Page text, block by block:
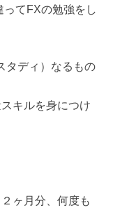
てFXの勉強をし
タディ）なるもの
キルを身につけ
ヶ月分、何度も